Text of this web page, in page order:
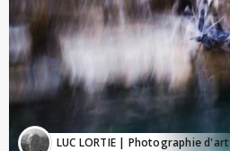
LUC LORTIE | Photographie d'art